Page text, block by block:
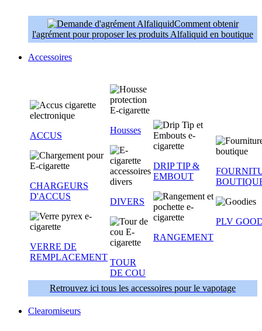
Comment obtenir
l'agrément pour proposer les produits Alfaliquid en boutique
Accessoires
ACCUS
CHARGEURS
D'ACCUS
VERRE DE
REMPLACEMENT
Housses
DIVERS
TOUR
DE COU
DRIP TIP &
EMBOUT
RANGEMENT
PLV
Retrouvez ici tous les accessoires pour le vapotage
Clearomiseurs